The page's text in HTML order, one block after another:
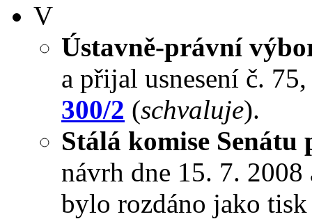
V
Ústavně-právní
a přijal usnesení č.
300/2 (schvaluje).
Stálá komise
návrh dne 15. 7.
bylo rozdáno jako